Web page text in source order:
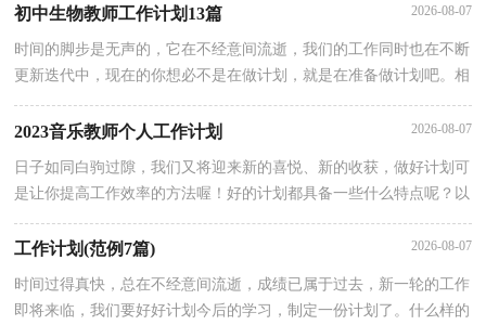
考，
初中生物教师工作计划13篇 2026-08-07
时间的脚步是无声的，它在不经意间流逝，我们的工作同时也在不断
更新迭代中，现在的你想必不是在做计划，就是在准备做计划吧。相
信大家又在为写计划犯愁了？下面是小编整理的初中生物教师工作计
2023音乐教师个人工作计划 2026-08-07
日子如同白驹过隙，我们又将迎来新的喜悦、新的收获，做好计划可
是让你提高工作效率的方法喔！好的计划都具备一些什么特点呢？以
工作计划(范例7篇) 2026-08-07
时间过得真快，总在不经意间流逝，成绩已属于过去，新一轮的工作
即将来临，我们要好好计划今后的学习，制定一份计划了。什么样的